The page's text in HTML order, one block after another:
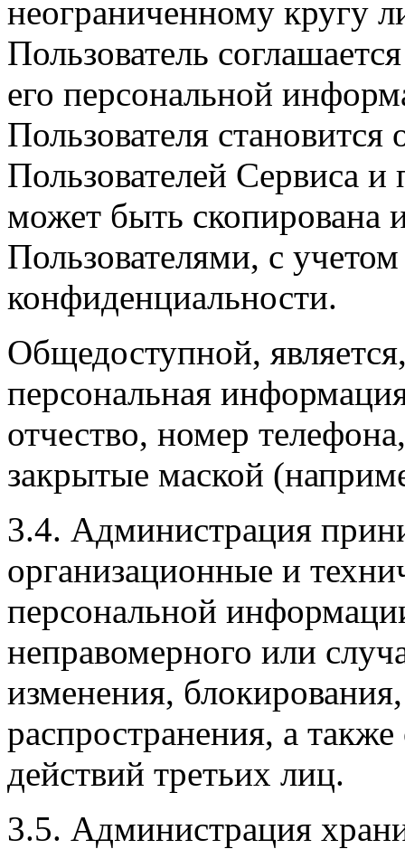
неограниченному кругу
Пользователь
его персональной
Пользователя
Пользователей Сервиса и
может быть скопирована
Пользователями, с
конфиденциальности.
Общедоступной,
персональная
отчество, номер
закрытые маской
3.4. Администрация
организационные и
персональной
неправомерного или
изменения,
распространения, а
действий третьих лиц.
3.5. Администрация